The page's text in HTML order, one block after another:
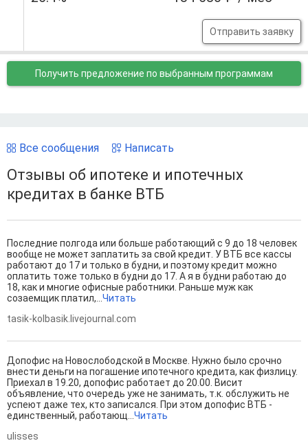
Отправить заявку
Получить предложение по выбранным программам
Все сообщения Написать
Отзывы об ипотеке и ипотечных
кредитах в банке ВТБ
Последние полгода или больше работающий с 9 до 18 человек
вообще не может заплатить за свой кредит. У ВТБ все кассы
работают до 17 и только в будни, и поэтому кредит можно
оплатить тоже только в будни до 17. А я в будни работаю до
18, как и многие офисные работники. Раньше муж как
созаемщик платил,...Читать
tasik-kolbasik.livejournal.com
Допофис на Новослободской в Москве. Нужно было срочно
внести деньги на погашение ипотечного кредита, как физлицу.
Приехал в 19.20, допофис работает до 20.00. Висит
объявление, что очередь уже не занимать, т.к. обслужить не
успеют даже тех, кто записался. При этом допофис ВТБ -
единственный, работающ...Читать
ulisses